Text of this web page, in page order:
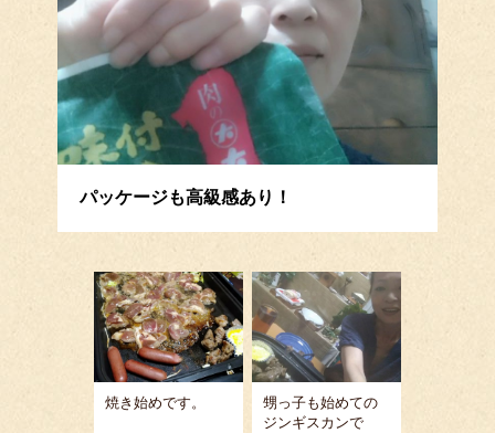
パッケージも高級感あり！
焼き始めです。
甥っ子も始めての
ジンギスカンで